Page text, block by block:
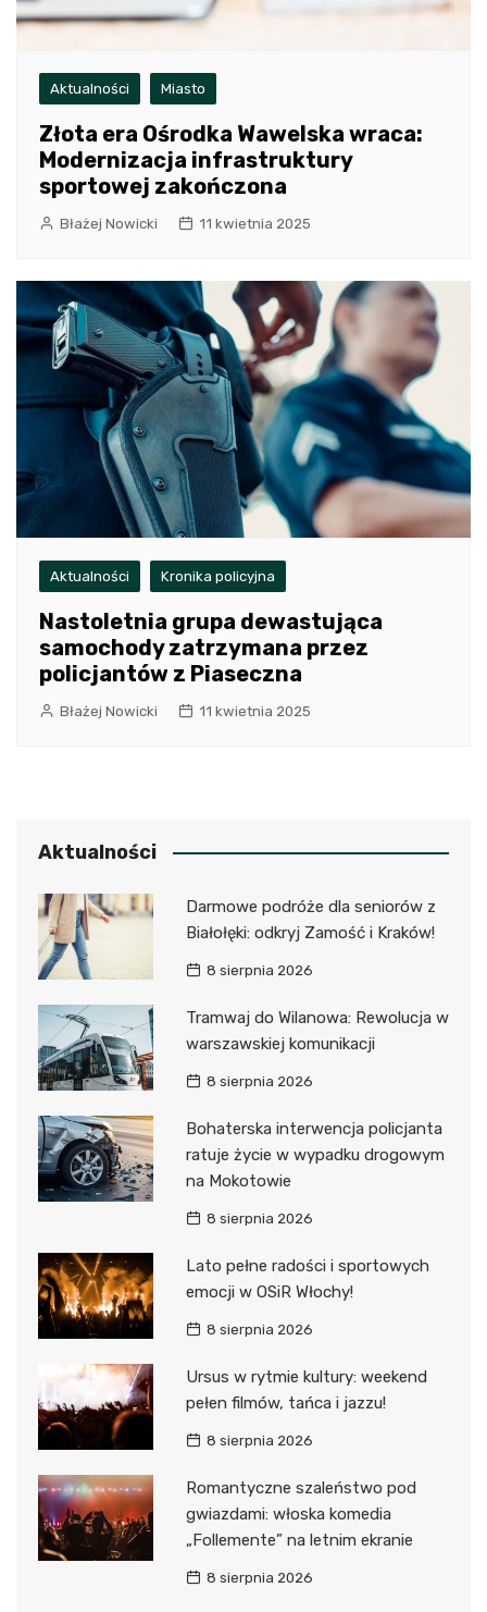
Aktualności Miasto
Złota era Ośrodka Wawelska wraca:
Modernizacja infrastruktury
sportowej zakończona
Błażej Nowicki 11 kwietnia 2025
Aktualności Kronika policyjna
Nastoletnia grupa dewastująca
samochody zatrzymana przez
policjantów z Piaseczna
Błażej Nowicki 11 kwietnia 2025
Aktualności
Darmowe podróże dla seniorów z
Białołęki: odkryj Zamość i Kraków!
8 sierpnia 2026
Tramwaj do Wilanowa: Rewolucja w
warszawskiej komunikacji
8 sierpnia 2026
Bohaterska interwencja policjanta
ratuje życie w wypadku drogowym
na Mokotowie
8 sierpnia 2026
Lato pełne radości i sportowych
emocji w OSiR Włochy!
8 sierpnia 2026
Ursus w rytmie kultury: weekend
pełen filmów, tańca i jazzu!
8 sierpnia 2026
Romantyczne szaleństwo pod
gwiazdami: włoska komedia
„Follemente” na letnim ekranie
8 sierpnia 2026